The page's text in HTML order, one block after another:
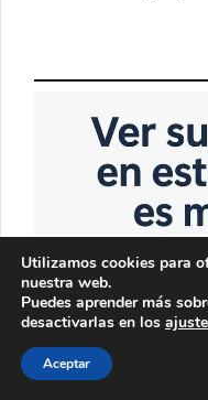
Utilizamos cookies para
nuestra web.
Puedes aprender más
desactivarlas en los
Aceptar